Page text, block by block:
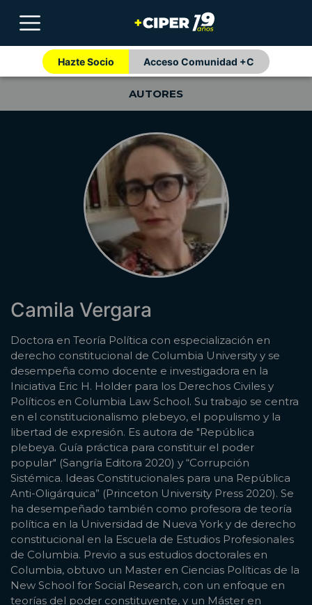
Hazte Socio Acceso Comunidad +C
AUTORES
Camila Vergara
Doctora en Teoría Política con especialización en
derecho constitucional de Columbia University y se
desempeña como docente e investigadora en la
Iniciativa Eric H. Holder para los Derechos Civiles y
Políticos en Columbia Law School. Su trabajo se centra
en el constitucionalismo plebeyo, el populismo y la
libertad de expresión. Es autora de "República
plebeya. Guía práctica para constituir el poder
popular" (Sangría Editora 2020) y “Corrupción
Sistémica. Ideas Constitucionales para una República
Anti-Oligárquica” (Princeton University Press 2020). Se
ha desempeñado también como profesora de teoría
política en la Universidad de Nueva York y de derecho
constitucional en la Escuela de Estudios Profesionales
de Columbia. Previo a sus estudios doctorales en
Columbia, obtuvo un Master en Ciencias Políticas de la
New School for Social Research, con un enfoque en
teorías del poder constituyente, y un Máster en